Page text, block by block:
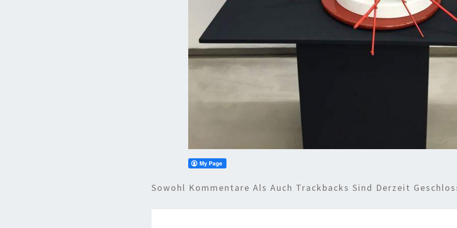
Sowohl Kommentare Als Auch Trackbacks Sind Derzeit